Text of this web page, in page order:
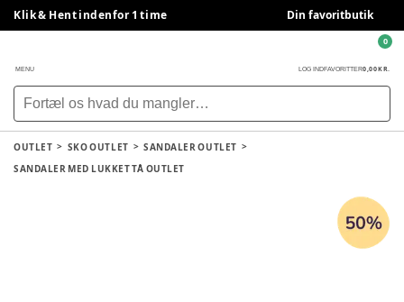
Klik & Hent indenfor 1 time Din favoritbutik
MENU LOG INDFAVORITTER0,00 KR.
0
OUTLET SKO OUTLET
SANDALER OUTLET
SANDALER MED LUKKET TÅ OUTLET